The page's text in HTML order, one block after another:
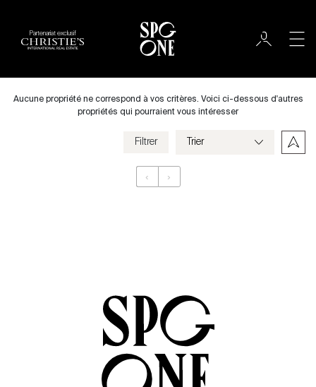
Partenariat exclusif
Enregistrer mes critères
Aucune propriété ne correspond à vos critères. Voici ci-dessous d'autres
propriétés qui pourraient vous intéresser
Filtrer
‹ ›